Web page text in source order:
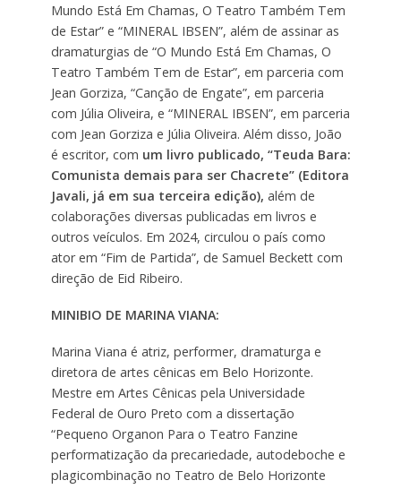
Mundo Está Em Chamas, O Teatro Também Tem
de Estar” e “MINERAL IBSEN”, além de assinar as
dramaturgias de “O Mundo Está Em Chamas, O
Teatro Também Tem de Estar”, em parceria com
Jean Gorziza, “Canção de Engate”, em parceria
com Júlia Oliveira, e “MINERAL IBSEN”, em parceria
com Jean Gorziza e Júlia Oliveira. Além disso, João
é escritor, com um livro publicado, “Teuda Bara:
Comunista demais para ser Chacrete” (Editora
Javali, já em sua terceira edição), além de
colaborações diversas publicadas em livros e
outros veículos. Em 2024, circulou o país como
ator em “Fim de Partida”, de Samuel Beckett com
direção de Eid Ribeiro.
MINIBIO DE MARINA VIANA:
Marina Viana é atriz, performer, dramaturga e
diretora de artes cênicas em Belo Horizonte.
Mestre em Artes Cênicas pela Universidade
Federal de Ouro Preto com a dissertação
“Pequeno Organon Para o Teatro Fanzine
performatização da precariedade, autodeboche e
plagicombinação no Teatro de Belo Horizonte